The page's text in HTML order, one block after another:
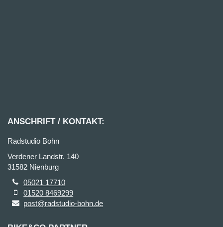
ANSCHRIFT / KONTAKT:
Radstudio Bohn
Verdener Landstr. 140
31582 Nienburg
05021 17710
01520 8469299
post@radstudio-bohn.de